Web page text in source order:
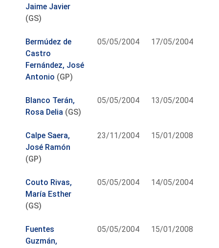
Jaime Javier
(GS)
Bermúdez de
Castro
Fernández, José
Antonio (GP)
05/05/2004 17/05/2004
Blanco Terán,
Rosa Delia (GS)
05/05/2004 13/05/2004
Calpe Saera,
José Ramón
(GP)
23/11/2004 15/01/2008
Couto Rivas,
María Esther
(GS)
05/05/2004 14/05/2004
Fuentes
Guzmán,
05/05/2004 15/01/2008